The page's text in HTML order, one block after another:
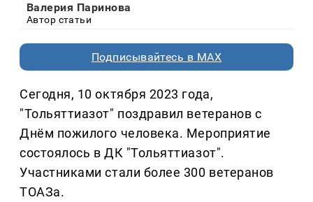
Валерия Паринова
Автор статьи
Подписывайтесь в MAX
Сегодня, 10 октября 2023 года,
"Тольяттиазот" поздравил ветеранов с
Днём пожилого человека. Мероприятие
состоялось в ДК "Тольяттиазот".
Участниками стали более 300 ветеранов
ТОАЗа.